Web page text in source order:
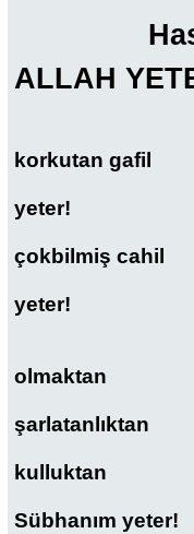
ALLAH
korkutan gafil
yeter!
çokbilmiş cahil
yeter!
olmaktan
şarlatanlıktan
kulluktan
Sübhanım yeter!